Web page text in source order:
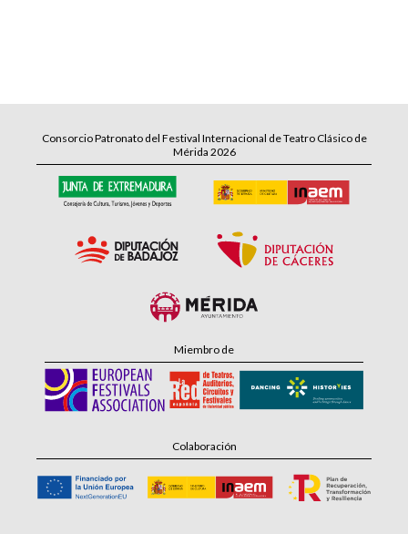
Consorcio Patronato del Festival Internacional de Teatro Clásico de
Mérida 2026
Miembro de
Colaboración